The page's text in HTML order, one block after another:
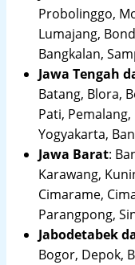
Probolinggo,
Lumajang,
Bangkalan,
Jawa Tengah
Batang, Blora,
Pati,
Yogyakarta,
Jawa Barat:
Karawang,
Cimarame,
Parangpong,
Jabodetabek
Bogor, Depok,